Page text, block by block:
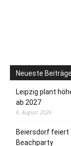
Neueste Beiträge
Leipzig plant
ab 2027
6. August 2026
Beiersdorf feiert
Beachparty